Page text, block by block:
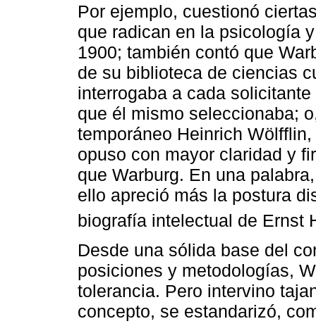
Por ejemplo, cuestionó
que radican en la psicología
1900; también contó que
de su biblioteca de ciencias
interrogaba a cada
que él mismo seleccionaba;
temporáneo Heinrich
opuso con mayor claridad y
que Warburg. En una
ello apreció más la postura
biografía intelectual de Ernst
Desde una sólida base del
posiciones y metodologías,
tolerancia. Pero intervino
concepto, se estandarizó,